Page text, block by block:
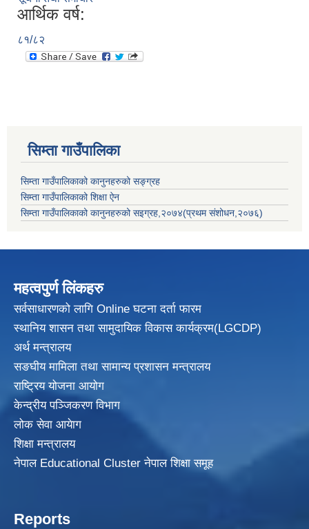
आर्थिक वर्ष:
८१/८२
सिम्ता गाउँपालिका
सिम्ता गाउँपालिकाको कानुनहरुको सङ्ग्रह
सिम्ता गाउँपालिकाको शिक्षा ऐन
सिम्ता गाउँपालिकाको कानुनहरुको सइग्रह,२०७४(प्रथम संशोधन,२०७६)
महत्वपुर्ण लिंकहरु
सर्वसाधारणको लागि Online घटना दर्ता फारम
स्थानिय शासन तथा सामुदायिक विकासकार्यक्रम(LGCDP)
अर्थ मन्त्रालय
सङघीय मामिला तथा सामान्य प्रशासन मन्त्रालय
राष्ट्रिय योजना आयोग
केन्द्रीय पञ्जिकरण विभाग
लोक सेवा आयेाग
शिक्षा मन्त्रालय
नेपाल Educational Cluster नेपाल शिक्षा समूह
Reports